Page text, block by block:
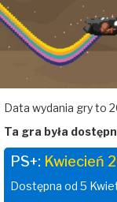
Data wydania gry to
Ta gra była
PS+: Kwiecień
Dostępna od 5